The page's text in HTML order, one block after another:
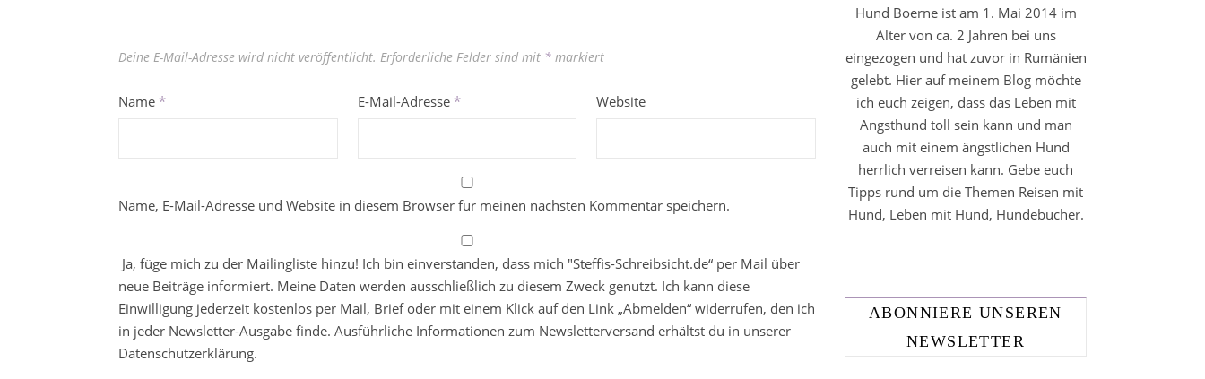
Deine E-Mail-Adresse wird nicht veröffentlicht. Erforderliche Felder sind mit * markiert
Name * E-Mail-Adresse * Website
Name, E-Mail-Adresse und Website in diesem Browser für meinen nächsten Kommentar speichern.
Ja, füge mich zu der Mailingliste hinzu! Ich bin einverstanden, dass mich "Steffis-Schreibsicht.de“ per Mail über
neue Beiträge informiert. Meine Daten werden ausschließlich zu diesem Zweck genutzt. Ich kann diese
Einwilligung jederzeit kostenlos per Mail, Brief oder mit einem Klick auf den Link „Abmelden“ widerrufen, den ich
in jeder Newsletter-Ausgabe finde. Ausführliche Informationen zum Newsletterversand erhältst du in unserer
Datenschutzerklärung.
Hund Boerne ist am 1. Mai 2014 im
Alter von ca. 2 Jahren bei uns
eingezogen und hat zuvor in Rumänien
gelebt. Hier auf meinem Blog möchte
ich euch zeigen, dass das Leben mit
Angsthund toll sein kann und man
auch mit einem ängstlichen Hund
herrlich verreisen kann. Gebe euch
Tipps rund um die Themen Reisen mit
Hund, Leben mit Hund, Hundebücher.
ABONNIERE UNSEREN
NEWSLETTER